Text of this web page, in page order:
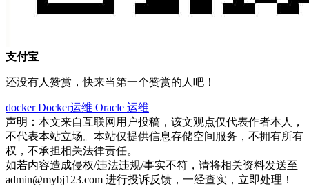
支付宝
还没有人赞赏，快来当第一个赞赏的人吧！
docker Docker运维 Oracle 运维
声明：本文来自互联网用户投稿，该文观点仅代表作者本人，
不代表本站立场。本站仅提供信息存储空间服务，不拥有所有
权，不承担相关法律责任。
如若内容造成侵权/违法违规/事实不符，请将相关资料发送至
admin@mybj123.com 进行投诉反馈，一经查实，立即处理！